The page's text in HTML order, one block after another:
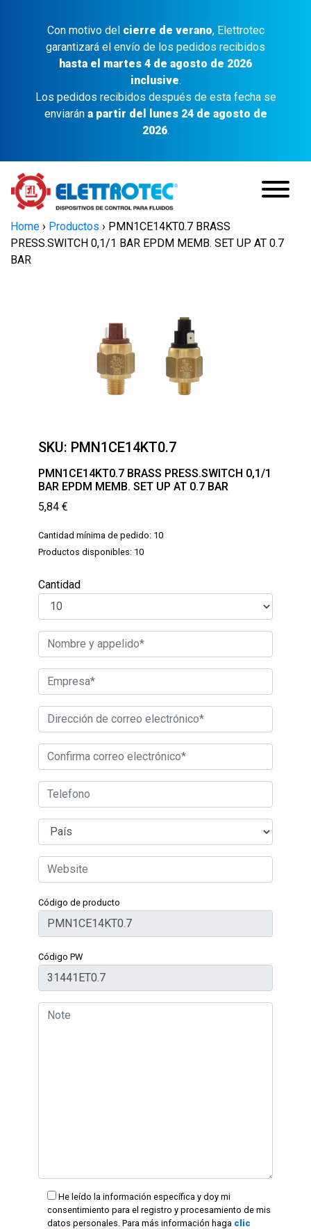
Con motivo del cierre de verano, Elettrotec
garantizará el envío de los pedidos recibidos
hasta el martes 4 de agosto de 2026
inclusive.
Los pedidos recibidos después de esta fecha se
enviarán a partir del lunes 24 de agosto de
2026.
Home › Productos › PMN1CE14KT0.7 BRASS
PRESS.SWITCH 0,1/1 BAR EPDM MEMB. SET UP AT 0.7
BAR
SKU: PMN1CE14KT0.7
PMN1CE14KT0.7 BRASS PRESS.SWITCH 0,1/1
BAR EPDM MEMB. SET UP AT 0.7 BAR
5,84 €
Cantidad mínima de pedido: 10
Productos disponibles: 10
Cantidad
Código de producto
Código PW
He leído la información específica y doy mi
consentimiento para el registro y procesamiento de mis
datos personales. Para más información haga clic